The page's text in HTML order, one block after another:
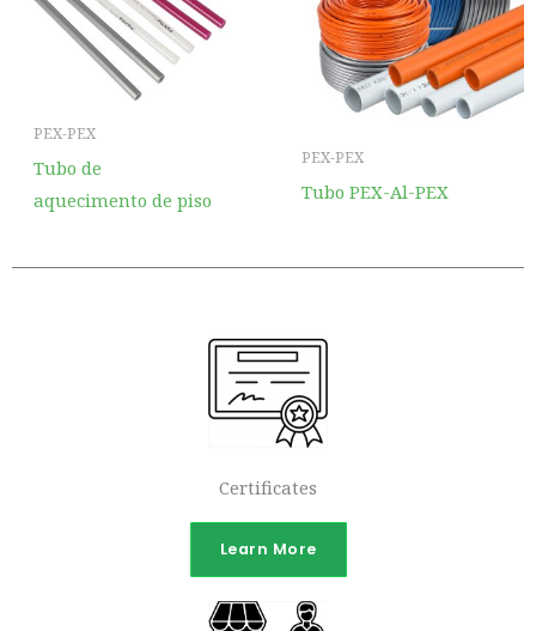
PEX-PEX
Tubo de
aquecimento de piso
PEX-PEX
Tubo PEX-Al-PEX
Certificates
Learn More